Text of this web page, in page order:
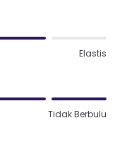
Elastis
Tidak Berbulu